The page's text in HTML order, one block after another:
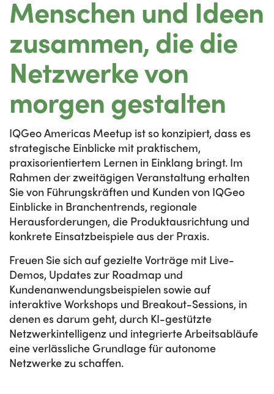
Menschen und Ideen
zusammen, die die
Netzwerke von
morgen gestalten
IQGeo Americas Meetup ist so konzipiert, dass es
strategische Einblicke mit praktischem,
praxisorientiertem Lernen in Einklang bringt. Im
Rahmen der zweitägigen Veranstaltung erhalten
Sie von Führungskräften und Kunden von IQGeo
Einblicke in Branchentrends, regionale
Herausforderungen, die Produktausrichtung und
konkrete Einsatzbeispiele aus der Praxis.
Freuen Sie sich auf gezielte Vorträge mit Live-
Demos, Updates zur Roadmap und
Kundenanwendungsbeispielen sowie auf
interaktive Workshops und Breakout-Sessions, in
denen es darum geht, durch KI-gestützte
Netzwerkintelligenz und integrierte Arbeitsabläufe
eine verlässliche Grundlage für autonome
Netzwerke zu schaffen.